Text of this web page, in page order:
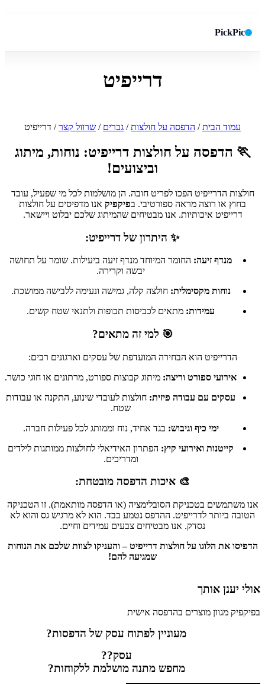
PickPic
חפש
דרייפיט
עמוד הבית/ הדפסה על חולצות/ גברים / שרוול קצר/ דרייפיט
🏃 הדפסה על חולצות דרייפיט: נוחות, מיתוג
וביצועים!
חולצות הדרייפיט הפכו לפריט חובה. הן מושלמות לכל מי שפעיל, עובד
בחוץ או רוצה מראה ספורטיבי. בפיקפיק אנו מדפיסים על חולצות
דרייפיט איכותיות. אנו מבטיחים שהמיתוג שלכם יבלוט ויישאר.
✨ היתרון של דרייפיט:
מנדף זיעה: החומר המיוחד מנדף זיעה ביעילות. שומר על תחושה
יבשה וקרירה.
נוחות מקסימלית: חולצה קלה, גמישה ונעימה ללבישה ממושכת.
עמידות: מתאים לכביסות תכופות ולתנאי שטח קשים.
🎯 למי זה מתאים?
הדרייפיט הוא הבחירה המועדפת של עסקים וארגונים רבים:
אירועי ספורט וריצה: מיתוג קבוצות ספורט, מרתונים או חוגי כושר.
עסקים עם עבודה פיזית: חולצות לעובדי שינוע, התקנה או עבודות
שטח.
ימי כיף וגיבוש: בגד אחיד, נוח וממותג לכל פעילות חברה.
קייטנות ואירועי קיץ: הפתרון האידיאלי לחולצות ממותגות לילדים
ומדריכים.
🎨 איכות הדפסה מובטחת:
אנו משתמשים בטכניקת הסובלימציה (או הדפסה מותאמת). זו הטכניקה
הטובה ביותר לדרייפיט. ההדפס נטמע בבד. הוא לא מרגיש גס והוא לא
נסדק. אנו מבטיחים צבעים עמידים וחיים.
הדפיסו את הלוגו על חולצות דרייפיט – והעניקו לצוות שלכם את הנוחות
שמגיעה להם!
אולי יענן אותך
בפיקפיק מגוון מוצרים בהדפסה אישית
מעוניין לפתוח עסק של הדפסות?
עסק??
מחפש מתנה מושלמת ללקוחות?